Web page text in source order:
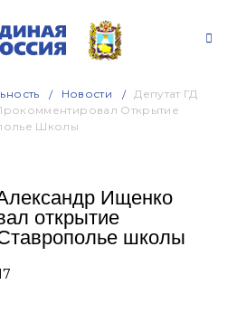
Новости
Депутат ГД
Открытие
Школы
Ищенко
открытие
школы